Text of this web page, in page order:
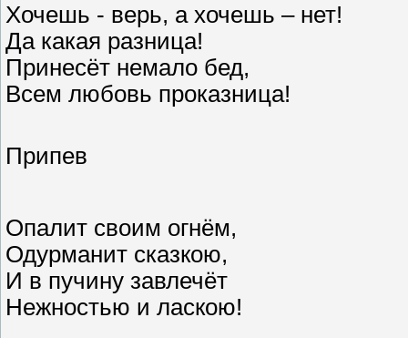
Хочешь - верь, а хочешь – нет!
Да какая разница!
Принесёт немало бед,
Всем любовь проказница!
Припев
Опалит своим огнём,
Одурманит сказкою,
И в пучину завлечёт
Нежностью и ласкою!